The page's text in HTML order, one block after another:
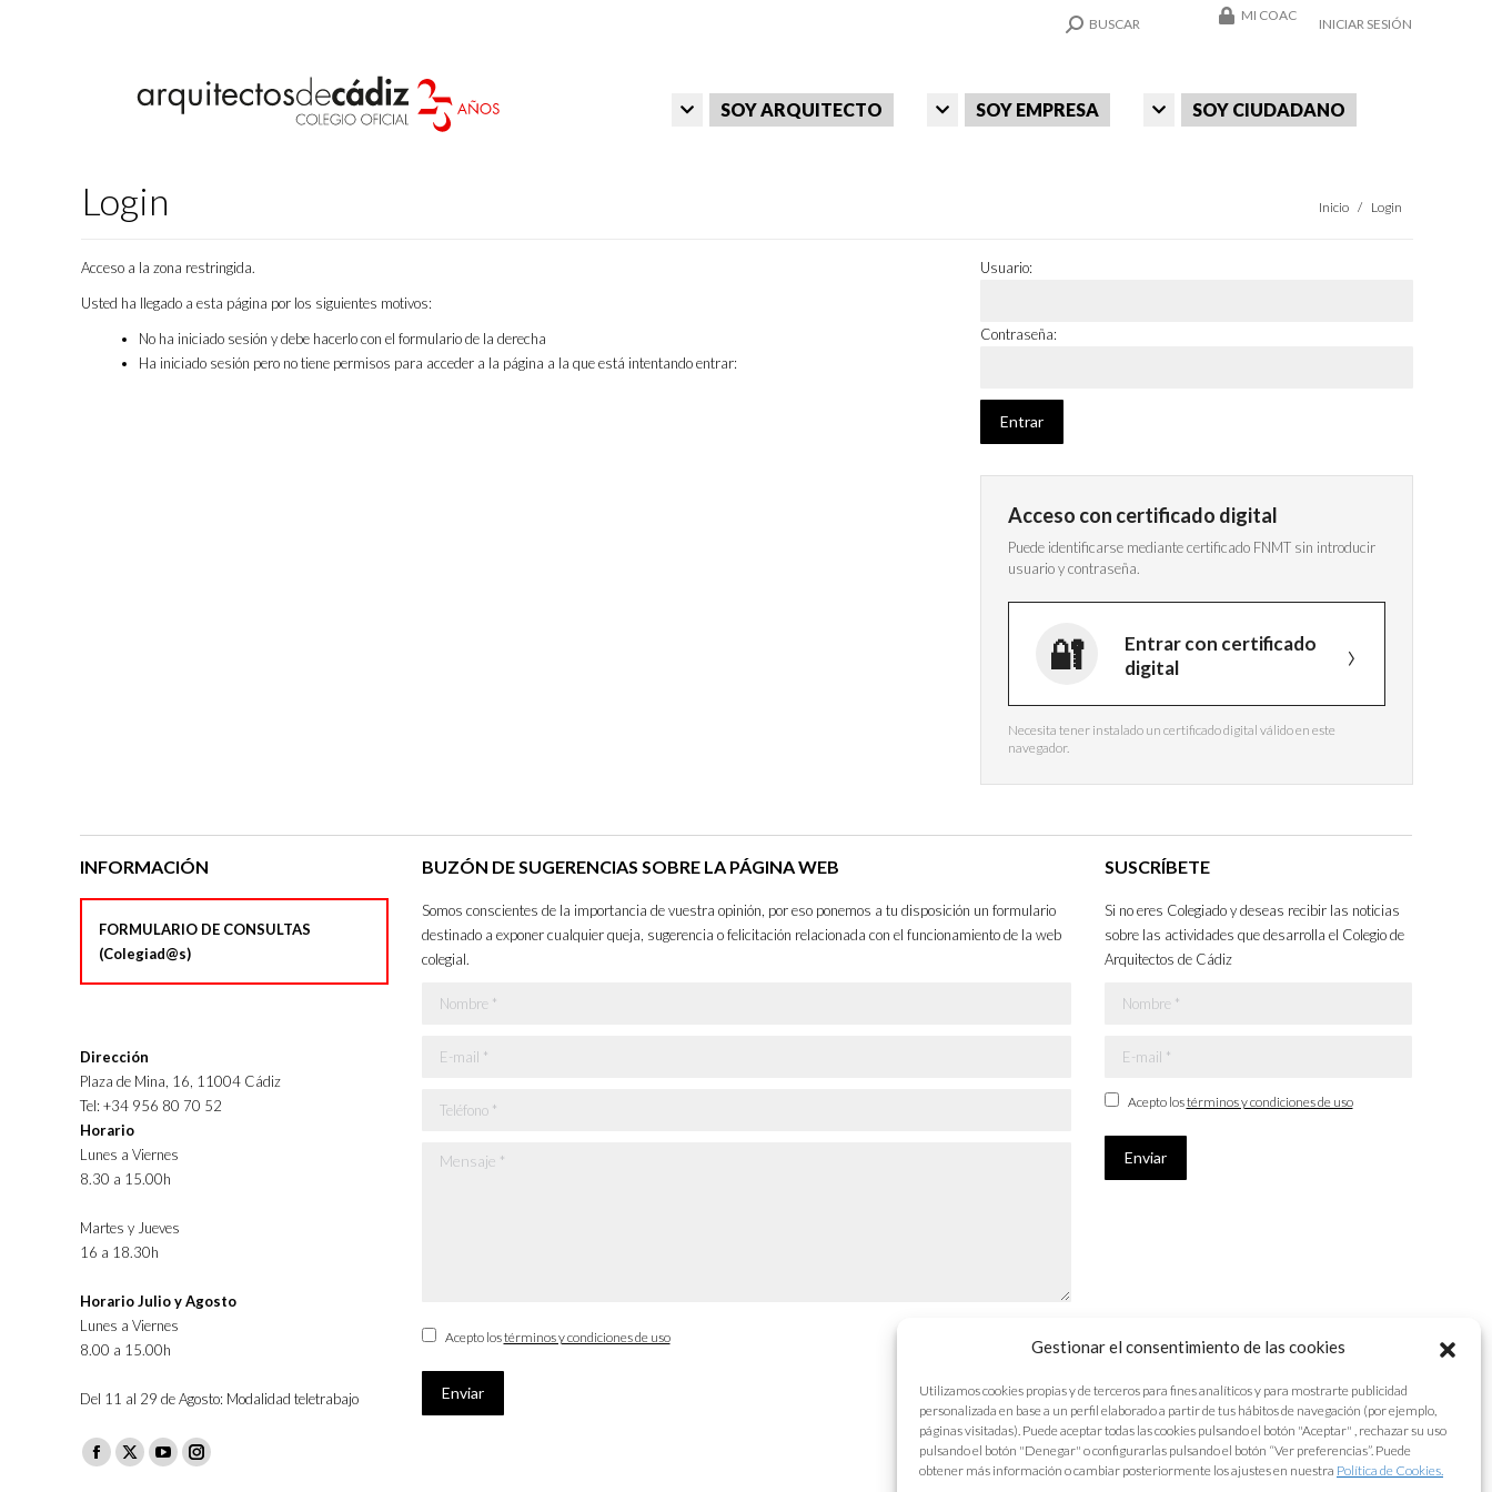
Gestionar el consentimiento de las cookies
Utilizamos cookies propias y de terceros para fines analíticos y para mostrarte publicidad
personalizada en base a un perfil elaborado a partir de tus hábitos de navegación (por ejemplo,
páginas visitadas). Puede aceptar todas las cookies pulsando el botón "Aceptar" , rechazar su uso
pulsando el botón "Denegar" o configurarlas pulsando el botón “Ver preferencias”. Puede
obtener más información o cambiar posteriormente los ajustes en nuestra Política de Cookies.
SEARCH:
BUSCAR
MI COAC
INICIAR SESIÓN
SOY ARQUITECTO SOY EMPRESA SOY CIUDADANO
Login Estás aquí:
Inicio Login
Acceso a la zona restringida.
Usted ha llegado a esta página por los siguientes motivos:
No ha iniciado sesión y debe hacerlo con el formulario de la derecha
Ha iniciado sesión pero no tiene permisos para acceder a la página a la que está intentando entrar:
Usuario:
Contraseña:
Acceso con certificado digital
Puede identificarse mediante certificado FNMT sin introducir
usuario y contraseña.
Entrar con certificado
digital
Necesita tener instalado un certificado digital válido en este
navegador.
INFORMACIÓN
FORMULARIO DE CONSULTAS
(Colegiad@s)
Dirección
Plaza de Mina, 16, 11004 Cádiz
Tel: +34 956 80 70 52
Horario
Lunes a Viernes
8.30 a 15.00h
Martes y Jueves
16 a 18.30h
Horario Julio y Agosto
Lunes a Viernes
8.00 a 15.00h
Del 11 al 29 de Agosto: Modalidad teletrabajo
Facebook
X
YouTubeInstagram
BUZÓN DE SUGERENCIAS SOBRE LA PÁGINA WEB
Somos conscientes de la importancia de vuestra opinión, por eso ponemos a tu disposición un formulario
destinado a exponer cualquier queja, sugerencia o felicitación relacionada con el funcionamiento de la web
colegial.
Nombre *
E-mail *
Teléfono *
Mensaje *
Acepto lostérminos y condiciones de uso
Enviar
SUSCRÍBETE
Si no eres Colegiado y deseas recibir las noticias
sobre las actividades que desarrolla el Colegio de
Arquitectos de Cádiz
Nombre *
E-mail *
Acepto lostérminos y condiciones de uso
Enviar